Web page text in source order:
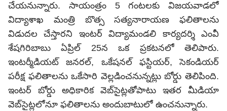
చేయనున్నారు. సాయంత్రం 5 గంటలకు విజయవాడలో
విద్యాశాఖ మంత్రి బొత్స సత్యనారాయణ ఫలితాలను
విడుదల చేస్తారని ఇంటర్‌ విద్యామండలి కార్యదర్శి ఎంవీ
శేషగిరిబాబు ఏప్రిల్ 25న ఒక ప్రకటనలో తెలిపారు.
ఇంటర్మీడియట్ జనరల్, ఒకేషనల్ ఫస్టియర్, సెకండియర్
పరీక్ష ఫలితాలను ఒకేసారి వెల్లడించనున్నట్లు బోర్డు తెలిపింది.
ఇంటర్ బోర్డు అధికారిక వెబ్‌సైట్లతోపాటు ఇతర మీడియా
వెబ్‌సైట్లలోనూ ఫలితాలను అందుబాటులో ఉంచనున్నారు.